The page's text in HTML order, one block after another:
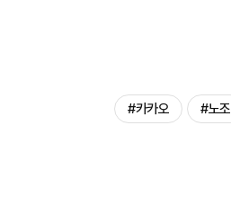
#카카오 #노조